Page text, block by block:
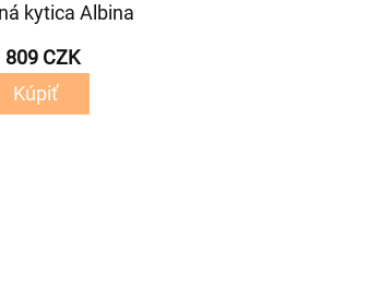
kytica Albina
809 CZK
Kúpiť